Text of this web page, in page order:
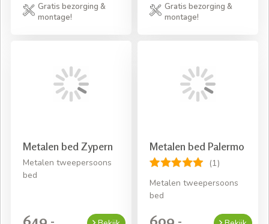
Gratis bezorging &
montage!
Gratis bezorging &
montage!
Metalen bed Zypern
Metalen tweepersoons
bed
649,-
Metalen bed Palermo
(1)
Metalen tweepersoons
bed
609,-